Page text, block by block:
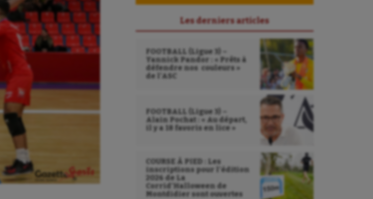
Les derniers articles
FOOTBALL (Ligue 3) –
Yannick Pandor : « Prêts à
défendre nos couleurs »
de l’ASC
FOOTBALL (Ligue 3) –
Alain Pochat : « Au départ,
il y a 18 favoris en lice »
COURSE À PIED : Les
inscriptions pour l’édition
2026 de La
Corrid’Halloween de
Montdidier sont ouvertes